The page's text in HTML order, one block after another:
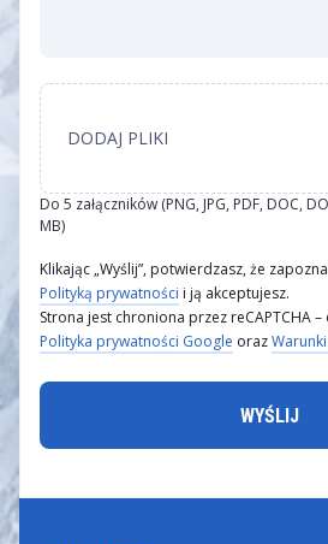
DODAJ PLIKI
Do 5 załączników (PNG, JPG, PDF, DOC,
MB)
Klikając „Wyślij”, potwierdzasz, że
Polityką prywatności i ją akceptujesz.
Strona jest chroniona przez reCAPTCHA
Polityka prywatności Google oraz